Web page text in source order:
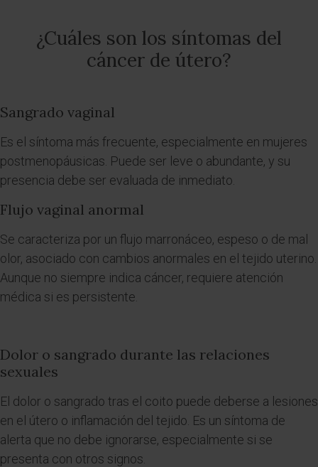
¿Cuáles son los síntomas del
cáncer de útero?
Sangrado vaginal
Es el síntoma más frecuente, especialmente en mujeres
postmenopáusicas. Puede ser leve o abundante, y su
presencia debe ser evaluada de inmediato.
Flujo vaginal anormal
Se caracteriza por un flujo marronáceo, espeso o de mal
olor, asociado con cambios anormales en el tejido uterino.
Aunque no siempre indica cáncer, requiere atención
médica si es persistente.
Dolor o sangrado durante las relaciones
sexuales
El dolor o sangrado tras el coito puede deberse a lesiones
en el útero o inflamación del tejido. Es un síntoma de
alerta que no debe ignorarse, especialmente si se
presenta con otros signos.